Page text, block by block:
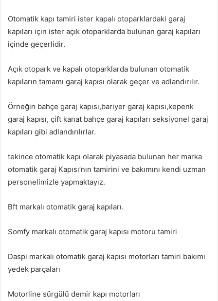
Otomatik kapı tamiri ister kapalı otoparklardaki garaj
kapıları için ister açık otoparklarda bulunan garaj kapıları
içinde geçerlidir.
Açık otopark ve kapalı otoparklarda bulunan otomatik
kapıların tamamı garaj kapısı olarak geçer ve adlandırılır.
Örneğin bahçe garaj kapısı,bariyer garaj kapısı,kepenk
garaj kapısı, çift kanat bahçe garaj kapıları seksiyonel garaj
kapıları gibi adlandırılırlar.
tekince otomatik kapı olarak piyasada bulunan her marka
otomatik garaj Kapısı’nın tamirini ve bakımını kendi uzman
personelimizle yapmaktayız.
Bft markalı otomatik garaj kapıları.
Somfy markalı otomatik garaj kapısı motoru tamiri
Daspi markalı otomatik garaj kapısı motorları tamiri bakımı
yedek parçaları
Motorline sürgülü demir kapı motorları